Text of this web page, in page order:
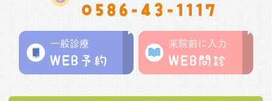
0586-43-1117
一般診療 来院前に入力